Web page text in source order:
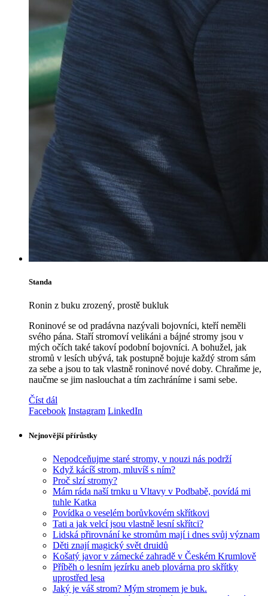
Standa
Ronin z buku zrozený, prostě bukluk
Roninové se od pradávna nazývali bojovníci, kteří neměli
svého pána. Staří stromoví velikáni a bájné stromy jsou v
mých očích také takoví podobní bojovníci. A bohužel, jak
stromů v lesích ubývá, tak postupně bojuje každý strom sám
za sebe a jsou to tak vlastně roninové nové doby. Chraňme je,
naučme se jim naslouchat a tím zachráníme i sami sebe.
Číst dál
Facebook Instagram LinkedIn
Nejnovější přírůstky
Nepodceňujme staré stromy, v nouzi nás podrží
Když kácíš strom, mluvíš s ním?
Proč slzí stromy?
Mám ráda naší trnku u Vltavy v Podbabě, povídá mi
tuhle Katka
Povídka o veselém borůvkovém skřítkovi
Tati a jak velcí jsou vlastně lesní skřítci?
Lidská přirovnání ke stromům mají i dnes svůj význam
Děti znají magický svět druidů
Košatý javor v zámecké zahradě v Českém Krumlově
Příběh o lesním jezírku aneb plovárna pro skřítky
uprostřed lesa
Jaký je váš strom? Mým stromem je buk.